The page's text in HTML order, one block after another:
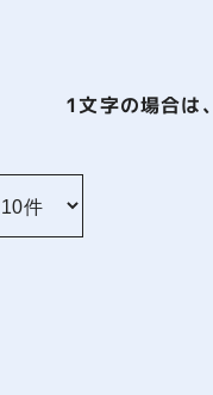
1文字の場合は